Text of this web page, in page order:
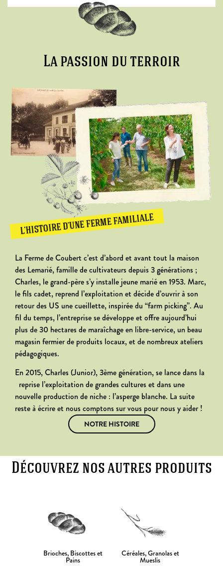
La passion du terroir
L’HISTOIRE D’UNE FERME FAMILIALE
La Ferme de Coubert c’est d’abord et avant tout la maison
des Lemarié, famille de cultivateurs depuis 3 générations ;
Charles, le grand-père s’y installe jeune marié en 1953. Marc,
le fils cadet, reprend l’exploitation et décide d’ouvrir à son
retour des US une cueillette, inspirée du “farm picking”. Au
fil du temps, l’entreprise se développe et offre aujourd’hui
plus de 30 hectares de maraîchage en libre-service, un beau
magasin fermier de produits locaux, et de nombreux ateliers
pédagogiques.
En 2015, Charles (Junior), 3ème génération, se lance dans la
reprise l’exploitation de grandes cultures et dans une
nouvelle production de niche : l’asperge blanche. La suite
reste à écrire et nous comptons sur vous pour nous y aider !
NOTRE HISTOIRE
Découvrez nos autres produits​
Brioches, Biscottes et
Pains
Céréales, Granolas et
Mueslis